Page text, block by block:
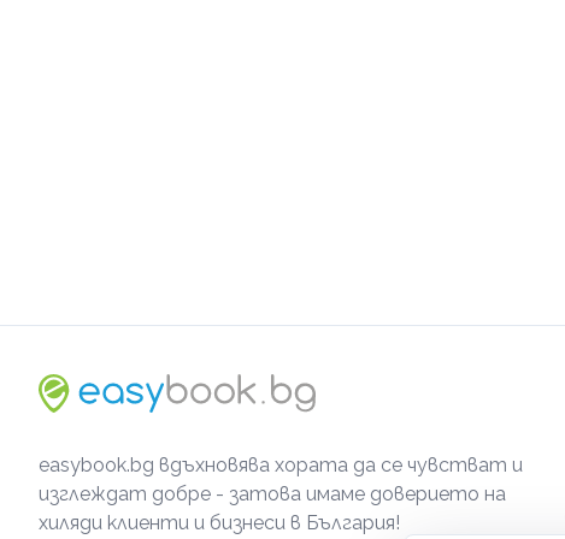
easybook.bg вдъхновява хората да се чувстват и
изглеждат добре - затова имаме доверието на
хиляди клиенти и бизнеси в България!